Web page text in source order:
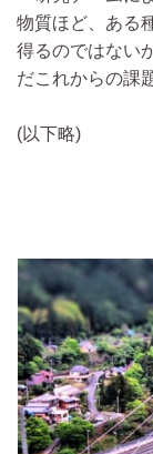
物質ほど、ある
得るのではない
だこれからの課
(以下略)